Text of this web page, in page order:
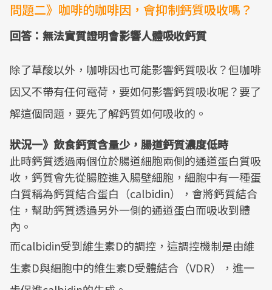
問題二》咖啡的咖啡因，會抑制鈣質吸收嗎？
回答：無法實質證明會影響人體吸收鈣質
除了草酸以外，咖啡因也可能影響鈣質吸收？但咖啡
因又不帶有任何電荷，要如何影響鈣質吸收呢？要了
解這個問題，要先了解鈣質如何吸收的。
狀況一》飲食鈣質含量少，腸道鈣質濃度低時
此時鈣質透過兩個位於腸道細胞兩側的通道蛋白質吸
收，鈣質會先從腸腔進入腸壁細胞，細胞中有一種蛋
白質稱為鈣質結合蛋白（calbidin），會將鈣質結合
住，幫助鈣質透過另外一側的通道蛋白而吸收到體
內。
而calbidin受到維生素D的調控，這調控機制是由維
生素D與細胞中的維生素D受體結合（VDR），進一